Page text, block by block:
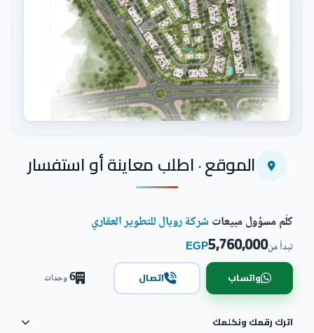
اضغط للتكبيرالموقع · اطلب معاينة أو استفسار
كلّم مسؤول مبيعات شركة رويال للتطوير العقاري
تبدأ من5,760,000
EGP
واتساب اتصال 6وحدات
اترك رقمك ونكلمك